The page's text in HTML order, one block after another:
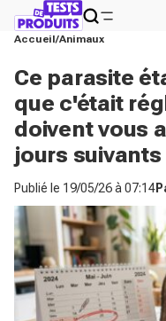
Accueil Animaux
Ce parasite
que c'était
doivent vous
jours suivants
Publié le 19/05/26 à 07:14